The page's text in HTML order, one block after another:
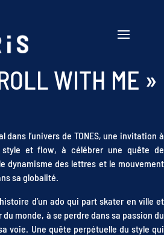
WITH ME »
dans l’univers de TONES, une invitation à
et flow, à célébrer une quête de
dynamisme des lettres et le mouvement
sa globalité.
d’un ado qui part skater en ville et
monde, à se perdre dans sa passion du
voie. Une quête perpétuelle du style qui